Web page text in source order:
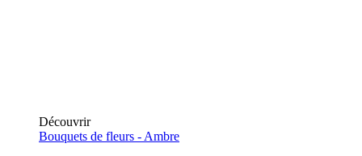
Découvrir
Bouquets de fleurs - Ambre